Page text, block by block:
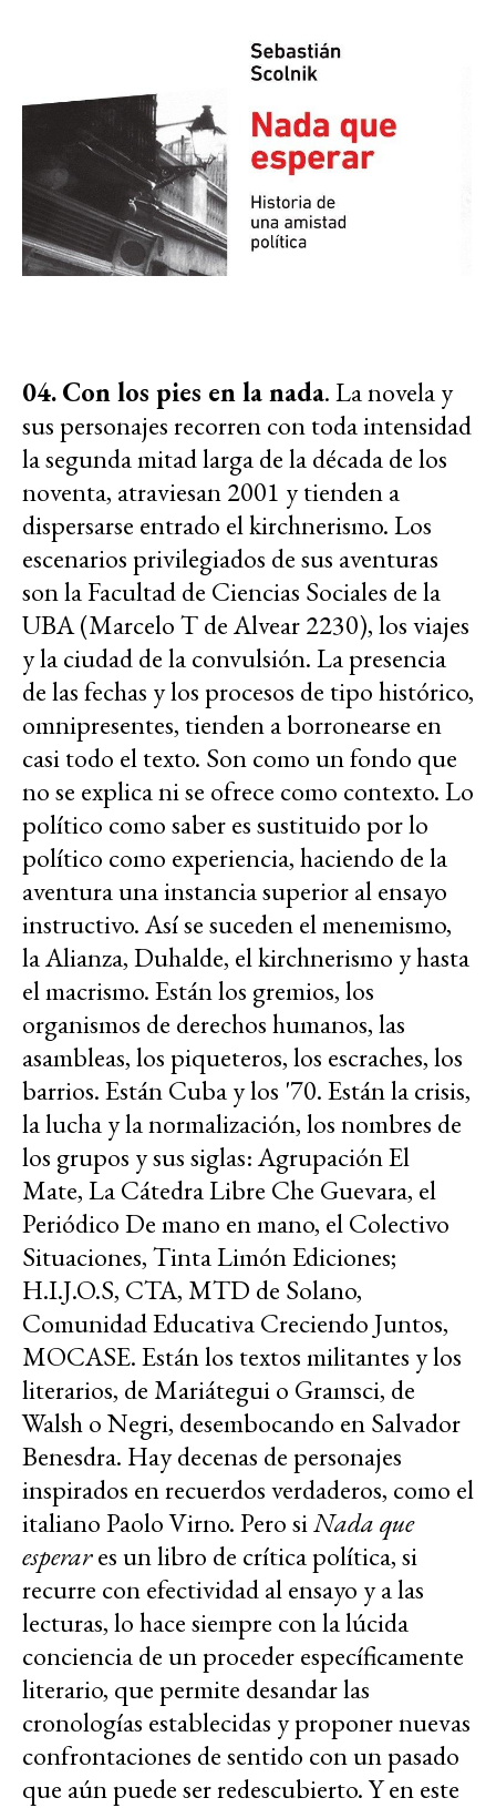
04.Con los pies en la nada. La novela y
sus personajes recorren con toda intensidad
la segunda mitad larga de la década de los
noventa, atraviesan 2001 y tienden a
dispersarse entrado el kirchnerismo. Los
escenarios privilegiados de sus aventuras
son la Facultad de Ciencias Sociales de la
UBA (Marcelo T de Alvear 2230), los viajes
y la ciudad de la convulsión. La presencia
de las fechas y los procesos de tipo histórico,
omnipresentes, tienden a borronearse en
casi todo el texto. Son como un fondo que
no se explica ni se ofrece como contexto. Lo
político como saber es sustituido por lo
político como experiencia, haciendo de la
aventura una instancia superior al ensayo
instructivo. Así se suceden el menemismo,
la Alianza, Duhalde, el kirchnerismo y hasta
el macrismo. Están los gremios, los
organismos de derechos humanos, las
asambleas, los piqueteros, los escraches, los
barrios. Están Cuba y los '70. Están la crisis,
la lucha y la normalización, los nombres de
los grupos y sus siglas: Agrupación El
Mate, La Cátedra Libre Che Guevara, el
Periódico De mano en mano, el Colectivo
Situaciones, Tinta Limón Ediciones;
H.I.J.O.S, CTA, MTD de Solano,
Comunidad Educativa Creciendo Juntos,
MOCASE. Están los textos militantes y los
literarios, de Mariátegui o Gramsci, de
Walsh o Negri, desembocando en Salvador
Benesdra. Hay decenas de personajes
inspirados en recuerdos verdaderos, como el
italiano Paolo Virno. Pero siNada que
esperares un libro de crítica política, si
recurre con efectividad al ensayo y a las
lecturas, lo hace siempre con la lúcida
conciencia de un proceder específicamente
literario, que permite desandar las
cronologías establecidas y proponer nuevas
confrontaciones de sentido con un pasado
que aún puede ser redescubierto. Y en este